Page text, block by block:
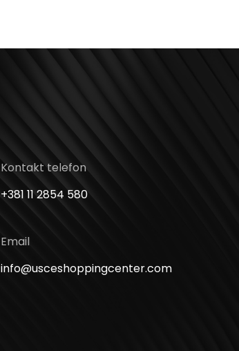
Kontakt telefon
+381 11 2854 580
Email
info@usceshoppingcenter.com